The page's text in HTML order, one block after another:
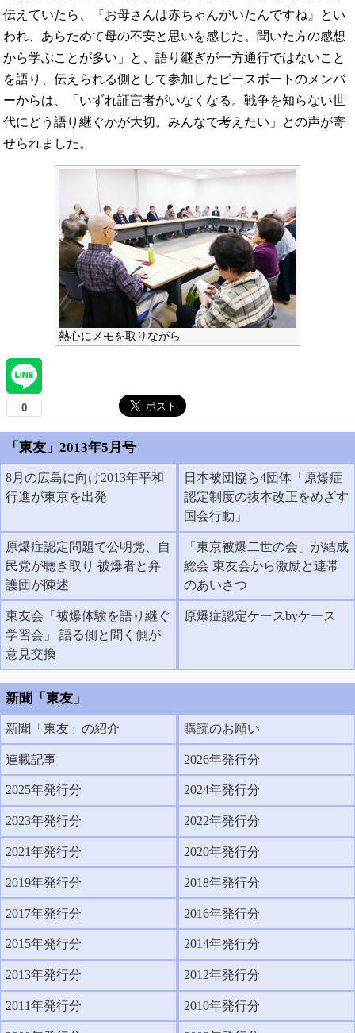
伝えていたら、『お母さんは赤ちゃんがいたんですね』とい
われ、あらためて母の不安と思いを感じた。聞いた方の感想
から学ぶことが多い」と、語り継ぎが一方通行ではないこと
を語り、伝えられる側として参加したピースボートのメンバ
ーからは、「いずれ証言者がいなくなる。戦争を知らない世
代にどう語り継ぐかが大切。みんなで考えたい」との声が寄
せられました。
熱心にメモを取りながら
「東友」2013年5月号
8月の広島に向け2013年平和
行進が東京を出発
日本被団協ら4団体「原爆症
認定制度の抜本改正をめざす
国会行動」
原爆症認定問題で公明党、自
民党が聴き取り 被爆者と弁
護団が陳述
「東京被爆二世の会」が結成
総会 東友会から激励と連帯
のあいさつ
東友会「被爆体験を語り継ぐ
学習会」 語る側と聞く側が
意見交換
原爆症認定ケースbyケース
新聞「東友」
新聞「東友」の紹介 購読のお願い
連載記事 2026年発行分
2025年発行分 2024年発行分
2023年発行分 2022年発行分
2021年発行分 2020年発行分
2019年発行分 2018年発行分
2017年発行分 2016年発行分
2015年発行分 2014年発行分
2013年発行分 2012年発行分
2011年発行分 2010年発行分